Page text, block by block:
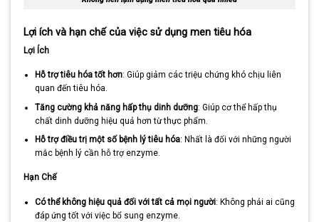
Lợi ích và hạn chế của việc sử dụng men tiêu hóa
Lợi Ích
Hỗ trợ tiêu hóa tốt hơn: Giúp giảm các triệu chứng khó chịu liên
quan đến tiêu hóa.
Tăng cường khả năng hấp thụ dinh dưỡng: Giúp cơ thể hấp thụ
chất dinh dưỡng hiệu quả hơn từ thực phẩm.
Hỗ trợ điều trị một số bệnh lý tiêu hóa: Nhất là đối với những người
mắc bệnh lý cần hỗ trợ enzyme.
Hạn Chế
Có thể không hiệu quả đối với tất cả mọi người: Không phải ai cũng
đáp ứng tốt với việc bổ sung enzyme.